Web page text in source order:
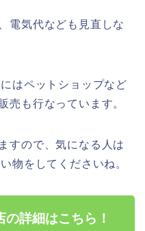
電気代なども見直しな
はペットショップなど
売も行なっています。
すので、気になる人は
物をしてくださいね。
詳細はこちら！